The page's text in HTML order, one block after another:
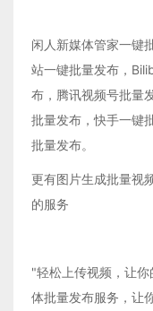
闲人新媒体管家一键
站一键批量发布，
布，腾讯视频号批量
批量发布，快手一键
批量发布。
更有图片生成批量视
的服务
"轻松上传视频，让
体批量发布服务，让